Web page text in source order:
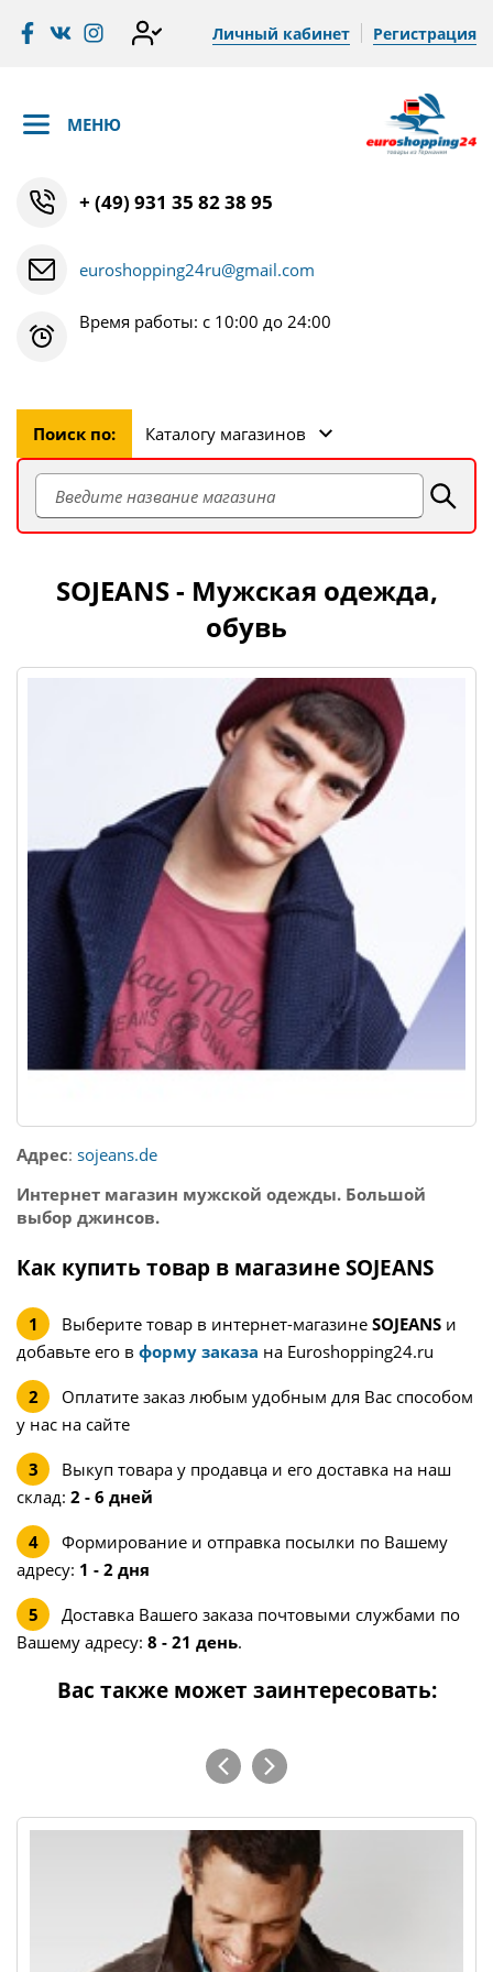
Личный кабинет Регистрация
МЕНЮ
+ (49) 931 35 82 38 95
euroshopping24ru@gmail.com
Время работы: с 10:00 до 24:00
Поиск по: Каталогу магазинов
SOJEANS - Мужская одежда,
обувь
Адрес: sojeans.de
Интернет магазин мужской одежды. Большой
выбор джинсов.
Как купить товар в магазине SOJEANS
Выберите товар в интернет-магазине SOJEANS и
добавьте его в форму заказа на Euroshopping24.ru
Оплатите заказ любым удобным для Вас способом
у нас на сайте
Выкуп товара у продавца и его доставка на наш
склад: 2 - 6 дней
Формирование и отправка посылки по Вашему
адресу: 1 - 2 дня
Доставка Вашего заказа почтовыми службами по
Вашему адресу: 8 - 21 день.
Вас также может заинтересовать: